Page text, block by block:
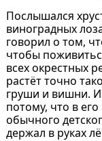
Послышался
виноградных
говорил о том,
чтобы
всех окрестных
растёт точно
груши и вишни. И
потому, что в
обычного
держал в руках